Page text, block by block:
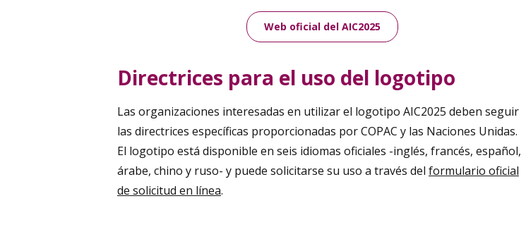
Web oficial del AIC2025
Directrices para el uso del logotipo
Las organizaciones interesadas en utilizar el logotipo AIC2025 deben seguir
las directrices específicas proporcionadas por COPAC y las Naciones Unidas.
El logotipo está disponible en seis idiomas oficiales -inglés, francés, español,
árabe, chino y ruso- y puede solicitarse su uso a través del formulario oficial
de solicitud en línea.